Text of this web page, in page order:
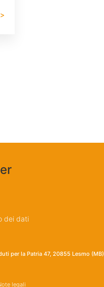
dei dati
per la Patria 47, 20855 Lesmo (MB)
legali